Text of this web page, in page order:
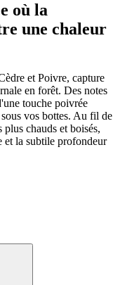
où la
une chaleur
et Poivre, capture
en forêt. Des notes
touche poivrée
vos bottes. Au fil de
chauds et boisés,
et la subtile profondeur